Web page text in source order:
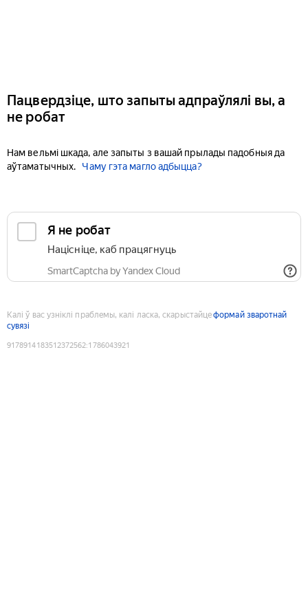
Пацвердзіце, што запыты адпраўлялі вы, а
не робат
Нам вельмі шкада, але запыты з вашай прылады падобныя да
аўтаматычных.
Чаму гэта магло адбыцца?
Я не робат
Націсніце, каб працягнуць
SmartCaptcha by Yandex Cloud
Калі ў вас узніклі праблемы, калі ласка, скарыстайцеформай зваротнай
сувязі
9178914183512372562:1786043921